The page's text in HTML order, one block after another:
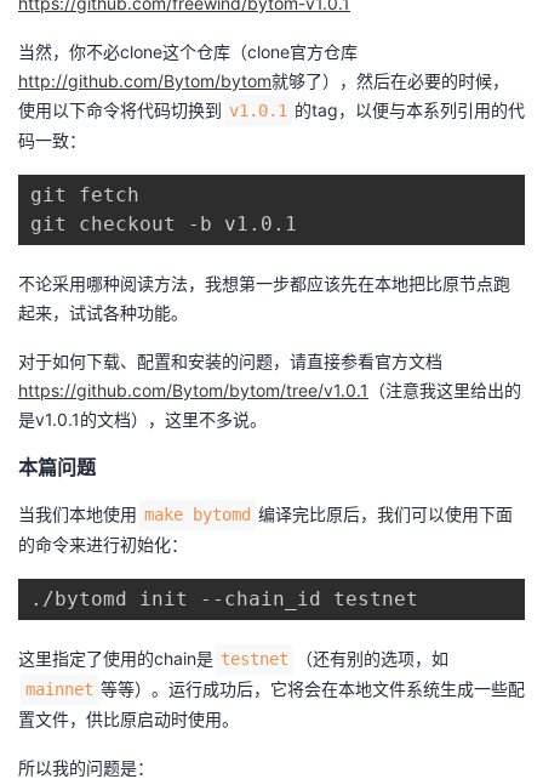
课
程
的
认
证
我
的
实
验
我
的
收
支
持
声
建
议
当然，你不必clone这个仓库（clone官方仓库
http://github.com/Bytom/bytom就够了），然后在必要的时候，
使用以下命令将代码切换到 v1.0.1 的tag，以便与本系列引用的代
码一致：
git fetch
git checkout -b v1.0.1
不论采用哪种阅读方法，我想第一步都应该先在本地把比原节点跑
起来，试试各种功能。
对于如何下载、配置和安装的问题，请直接参看官方文档
https://github.com/Bytom/bytom/tree/v1.0.1
（注意我这里给出的
是v1.0.1的文档），这里不多说。
本篇问题
当我们本地使用 make bytomd 编译完比原后，我们可以使用下面
的命令来进行初始化：
./bytomd init --chain_id testnet
这里指定了使用的chain是 testnet （还有别的选项，如
mainnet 等等）。运行成功后，它将会在本地文件系统生成一些配
置文件，供比原启动时使用。
所以我的问题是：